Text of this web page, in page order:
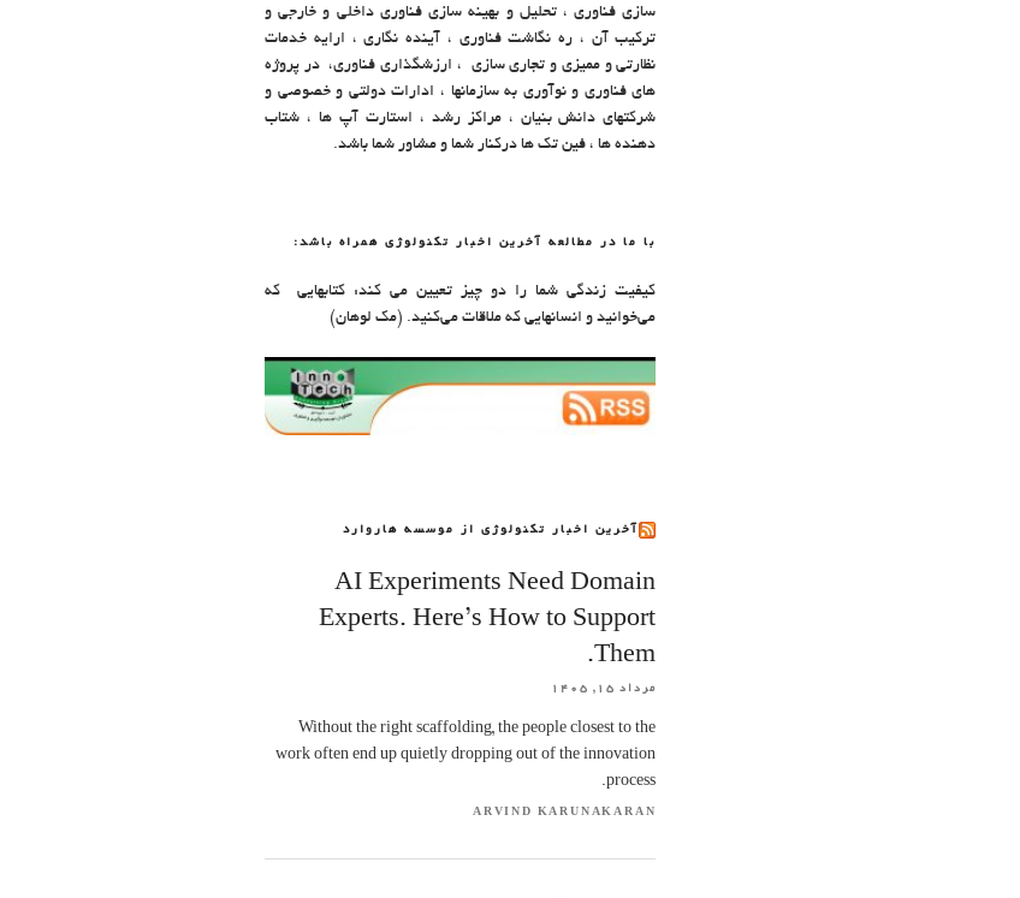
سازی فناوری ، تحلیل و بهینه سازی فناوری داخلی و خارجی و
ترکیب آن ، ره نگاشت فناوری ، آینده نگاری ، ارایه خدمات
نظارتی و ممیزی و تجاری سازی ، ارزشگذاری فناوری، در پروژه
های فناوری و نوآوری به سازمانها ، ادارات دولتی و خصوصی و
شرکتهای دانش بنیان ، مراکز رشد ، استارت آپ ها ، شتاب
دهنده ها ، فین تک ها درکنار شما و مشاور شما باشد.
با ما در مطالعه آخرین اخبار تکنولوژی همراه باشد:
کیفیت زندگی شما را دو چیز تعیین می کند: کتابهایی که
می‌خوانید و انسانهایی که ملاقات می‌کنید. (مک لوهان)
آخرین اخبار تکنولوژی از موسسه هاروارد
AI Experiments Need Domain
Experts. Here’s How to Support
Them.
مرداد ۱۵, ۱۴۰۵
Without the right scaffolding, the people closest to the
work often end up quietly dropping out of the innovation
process.
ARVIND KARUNAKARAN